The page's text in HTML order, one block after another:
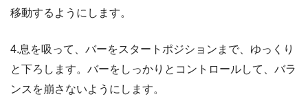
移動するようにします。
4.息を吸って、バーをスタートポジションまで、ゆっくり
と下ろします。バーをしっかりとコントロールして、バラ
ンスを崩さないようにします。